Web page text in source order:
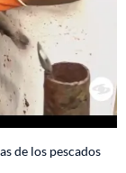
de los pescados